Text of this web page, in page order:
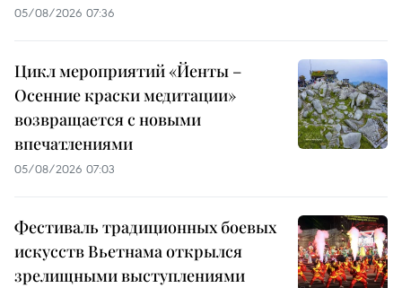
05/08/2026 07:36
Цикл мероприятий «Йенты –
Осенние краски медитации»
возвращается с новыми
впечатлениями
05/08/2026 07:03
Фестиваль традиционных боевых
искусств Вьетнама открылся
зрелищными выступлениями